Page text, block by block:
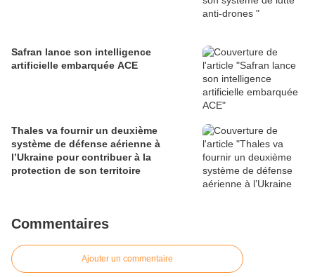
Safran lance son intelligence
artificielle embarquée ACE
Thales va fournir un deuxième
système de défense aérienne à
l’Ukraine pour contribuer à la
protection de son territoire
Commentaires
Ajouter un commentaire